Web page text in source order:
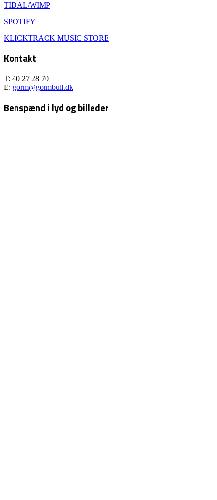
TIDAL/WIMP
SPOTIFY
KLICKTRACK MUSIC STORE
Kontakt
T: 40 27 28 70
E: gorm@gormbull.dk
Benspænd i lyd og billeder